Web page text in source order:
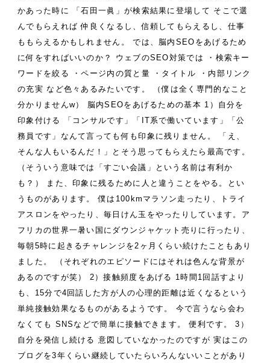
かあった時に
「石田一眞」が検索結果に登場して そこで選
んでもらえれば 仲良くなるし、信頼してもらえるし、仕事
ももらえるかもしれません。
では、脳内SEOをあげるため
に何をすればいいのか？
ウェブのSEO対策では
・検索キー
ワードを絞る
・ページ内の質と量 ・タイトル
・内部リンク
の充実 など色々あるみたいです。
（僕は全く専門的なこと
分かりませんw）
脳内SEOをあげるための基本 1）自分を
印象付ける
「コンサルです」「IT系で働いています」「公
務員です」なんて言っても何も印象に残りません。
「え、
そんな人もいるんだ！」とそう思ってもらえたら最高です。
（そういう意味では「すごい会議」という名前は有利か
も？）
また、印象に残るために人と違うことをやる。とい
うものがあります。
僕は100kmマラソン走ったり、トライ
アスロンをやったり、毎日けん玉をやったりしています。ア
フリカの世界一暑い国にダウンジャケット売りに行ったり、
毎朝5時に起きるチャレンジを2ヶ月くらい続けたこともあり
ました。
（それぞれのエピソードにはそれは色んな背景が
あるのですが笑）
2）接触頻度をあげる 1時間1回話すより
も、15分で4回話した方が人の心理的距離は近くなるという
単純接触効果なるものがあるようです。
今で言うなら会わ
なくても SNSなどで簡単に接触できます。 便利です。
3）
自分を発信し続ける 意図していなかったのですが 実はこの
ブログを3年くらい継続していたらいろんないいことがあり